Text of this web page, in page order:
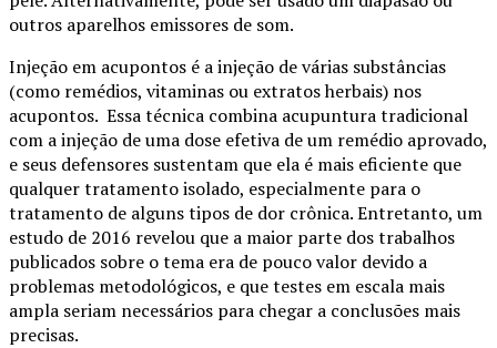
outros aparelhos emissores de som.
Injeção em acupontos é a injeção de várias substâncias
(como remédios, vitaminas ou extratos herbais) nos
acupontos. Essa técnica combina acupuntura tradicional
com a injeção de uma dose efetiva de um remédio aprovado,
e seus defensores sustentam que ela é mais eficiente que
qualquer tratamento isolado, especialmente para o
tratamento de alguns tipos de dor crônica. Entretanto, um
estudo de 2016 revelou que a maior parte dos trabalhos
publicados sobre o tema era de pouco valor devido a
problemas metodológicos, e que testes em escala mais
ampla seriam necessários para chegar a conclusões mais
precisas.